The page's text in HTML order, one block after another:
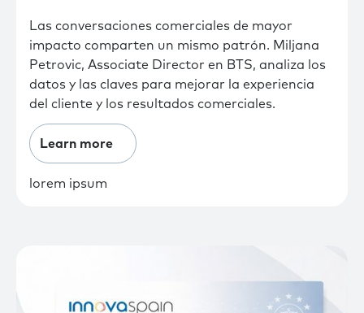
Las conversaciones comerciales de mayor
impacto comparten un mismo patrón. Miljana
Petrovic, Associate Director en BTS, analiza los
datos y las claves para mejorar la experiencia
del cliente y los resultados comerciales.
Learn more
lorem ipsum